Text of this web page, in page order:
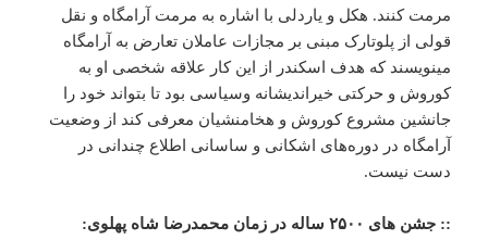
مرمت کنند. هکل و یاردلی با اشاره به مرمت آرامگاه و نقل
قولی از پلوتارک مبنی بر مجازات عاملان تعارض به آرامگاه
مینویسند که هدف اسکندر از این کار علاقه شخصی او به
کوروش و حرکتی خیراندیشانه وسیاسی بود تا بتواند خود را
جانشین مشروع کوروش و هخامنشیان معرفی کند از وضعیت
آرامگاه در دوره‌های اشکانی و ساسانی اطلاع چندانی در
دست نیست.
:: جشن های ۲۵۰۰ ساله در زمان محمدرضا شاه پهلوی: